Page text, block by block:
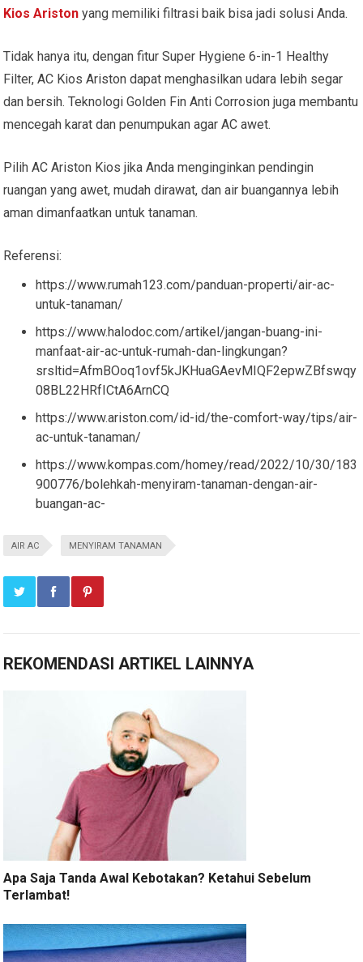
Kios Ariston yang memiliki filtrasi baik bisa jadi solusi Anda.
Tidak hanya itu, dengan fitur Super Hygiene 6-in-1 Healthy
Filter, AC Kios Ariston dapat menghasilkan udara lebih segar
dan bersih. Teknologi Golden Fin Anti Corrosion juga membantu
mencegah karat dan penumpukan agar AC awet.
Pilih AC Ariston Kios jika Anda menginginkan pendingin
ruangan yang awet, mudah dirawat, dan air buangannya lebih
aman dimanfaatkan untuk tanaman.
Referensi:
https://www.rumah123.com/panduan-properti/air-ac-
untuk-tanaman/
https://www.halodoc.com/artikel/jangan-buang-ini-
manfaat-air-ac-untuk-rumah-dan-lingkungan?
srsltid=AfmBOoq1ovf5kJKHuaGAevMIQF2epwZBfswqy
08BL22HRfICtA6ArnCQ
https://www.ariston.com/id-id/the-comfort-way/tips/air-
ac-untuk-tanaman/
https://www.kompas.com/homey/read/2022/10/30/183
900776/bolehkah-menyiram-tanaman-dengan-air-
buangan-ac-
AIR AC MENYIRAM TANAMAN
REKOMENDASI ARTIKEL LAINNYA
Apa Saja Tanda Awal Kebotakan? Ketahui Sebelum
Terlambat!